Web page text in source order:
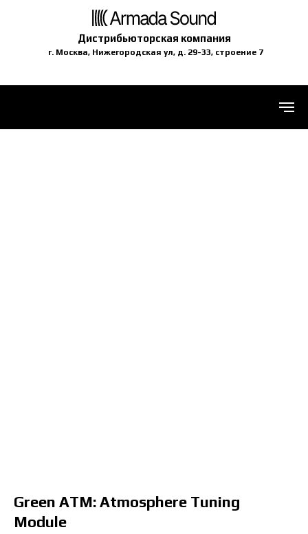
Дистрибьюторская компания
г. Москва, Нижегородская ул, д. 29-33, строение 7
Green ATM: Atmosphere Tuning
Module